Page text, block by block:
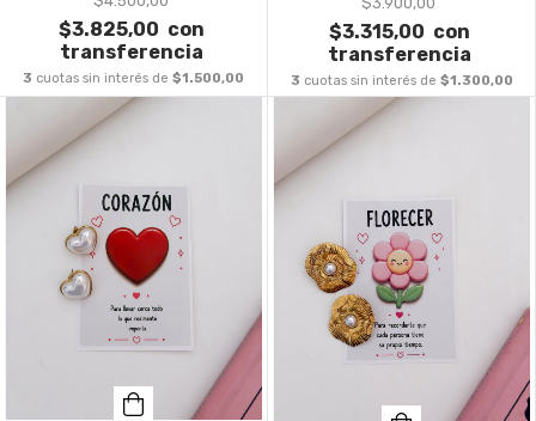
$3.825,00 con
transferencia
3 cuotas sin interés de $1.500,00
$3.315,00 con
transferencia
3 cuotas sin interés de $1.300,00